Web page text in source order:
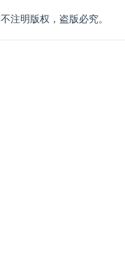
注明版权，盗版必究。